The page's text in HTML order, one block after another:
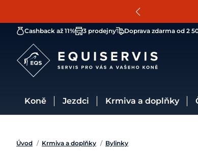
Cashback až 11% 3 prodejny Doprava zdarma od 2
Koně Jezdci Krmiva a doplňky
Úvod / Krmiva a doplňky / Bylinky